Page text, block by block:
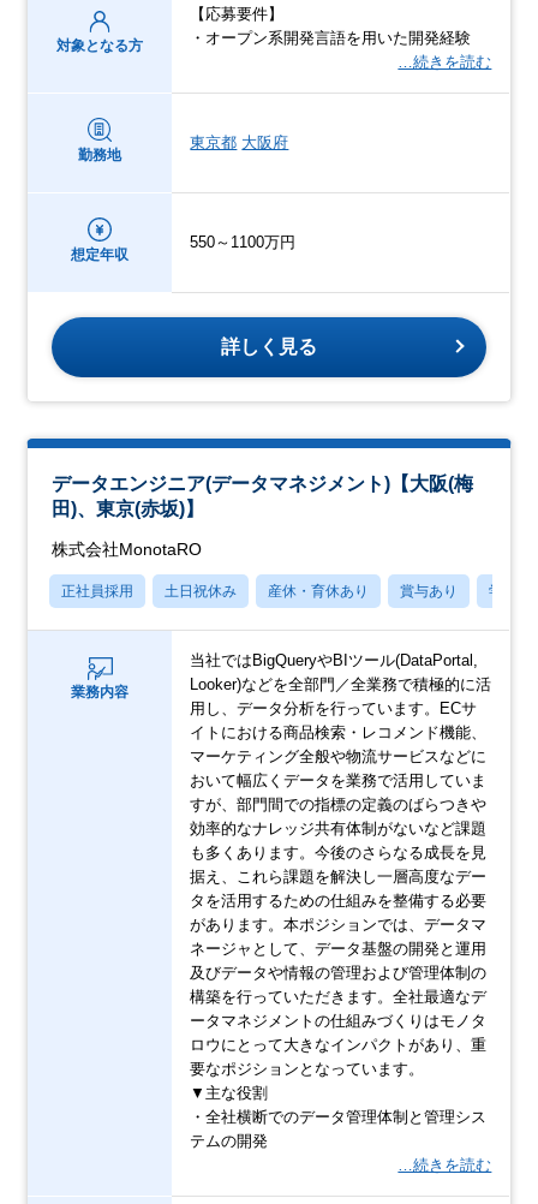
対象となる方
【応募要件】
・オープン系開発言語を用いた開発経験
…続きを読む
勤務地
東京都 大阪府
想定年収
550～1100万円
詳しく見る
データエンジニア(データマネジメント)【大阪(梅
田)、東京(赤坂)】
株式会社MonotaRO
正社員採用 土日祝休み 産休・育休あり 賞与あり 学歴不
業務内容
当社ではBigQueryやBIツール(DataPortal,
Looker)などを全部門／全業務で積極的に活
用し、データ分析を行っています。ECサ
イトにおける商品検索・レコメンド機能、
マーケティング全般や物流サービスなどに
おいて幅広くデータを業務で活用していま
すが、部門間での指標の定義のばらつきや
効率的なナレッジ共有体制がないなど課題
も多くあります。今後のさらなる成長を見
据え、これら課題を解決し一層高度なデー
タを活用するための仕組みを整備する必要
があります。本ポジションでは、データマ
ネージャとして、データ基盤の開発と運用
及びデータや情報の管理および管理体制の
構築を行っていただきます。全社最適なデ
ータマネジメントの仕組みづくりはモノタ
ロウにとって大きなインパクトがあり、重
要なポジションとなっています。
▼主な役割
・全社横断でのデータ管理体制と管理シス
テムの開発
…続きを読む